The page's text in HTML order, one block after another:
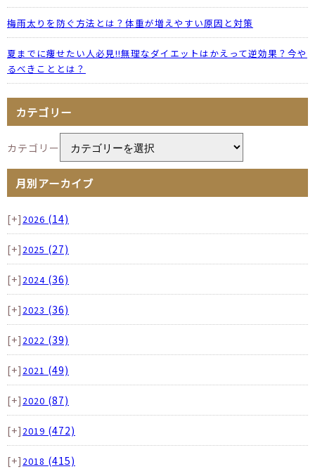
梅雨太りを防ぐ方法とは？体重が増えやすい原因と対策
夏までに痩せたい人必見!!無理なダイエットはかえって逆効果？今や
るべきこととは？
カテゴリー
カテゴリー
月別アーカイブ
[+] 2026 (14)
[+] 2025 (27)
[+] 2024 (36)
[+] 2023 (36)
[+] 2022 (39)
[+] 2021 (49)
[+] 2020 (87)
[+] 2019 (472)
[+] 2018 (415)